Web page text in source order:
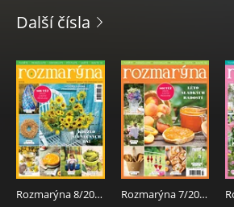
Další čísla
Rozmarýna 8/2026 Rozmarýna 7/2026